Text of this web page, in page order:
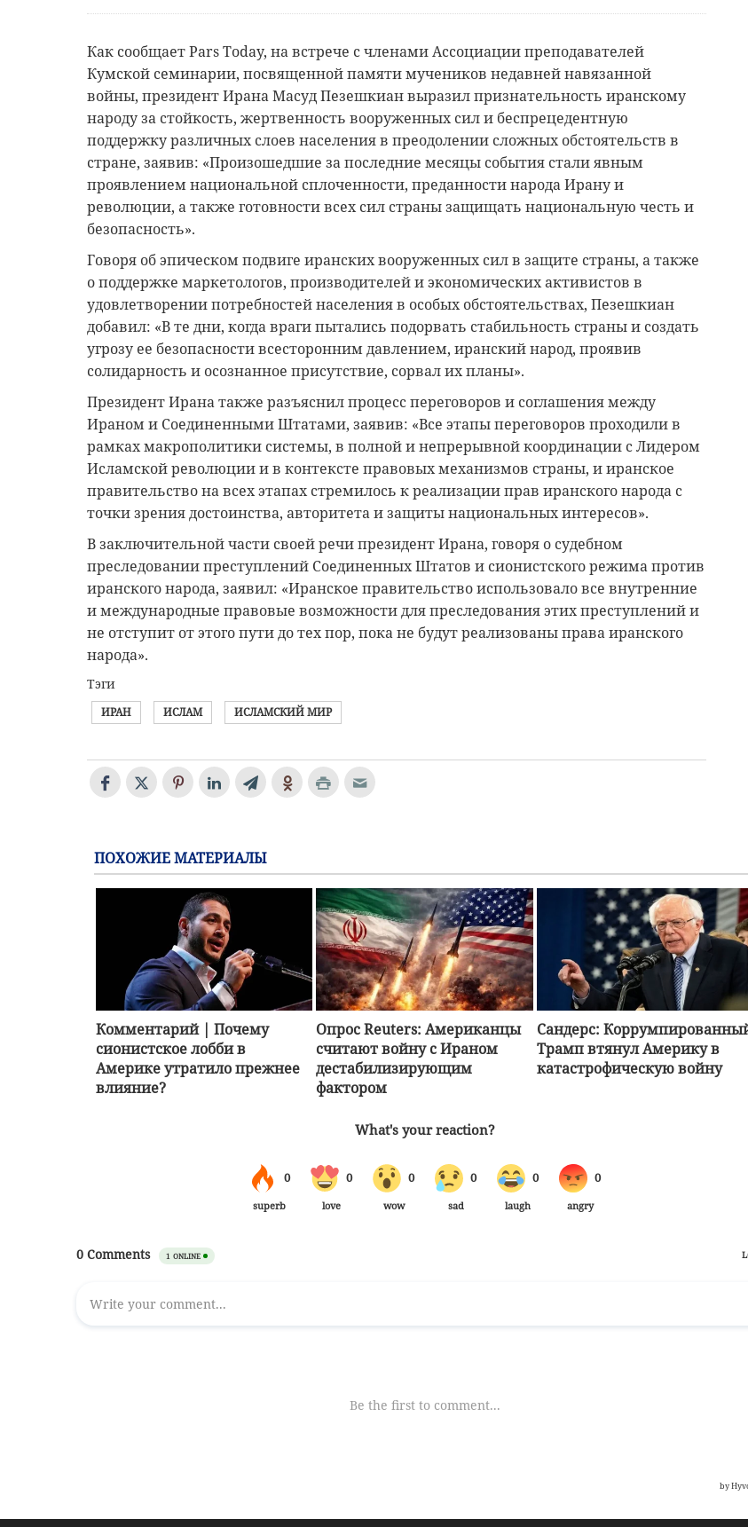
Как сообщает Pars Today, на встрече с членами Ассоциации преподавателей
Кумской семинарии, посвященной памяти мучеников недавней навязанной
войны, президент Ирана Масуд Пезешкиан выразил признательность иранскому
народу за стойкость, жертвенность вооруженных сил и беспрецедентную
поддержку различных слоев населения в преодолении сложных обстоятельств в
стране, заявив: «Произошедшие за последние месяцы события стали явным
проявлением национальной сплоченности, преданности народа Ирану и
революции, а также готовности всех сил страны защищать национальную честь и
безопасность».
Говоря об эпическом подвиге иранских вооруженных сил в защите страны, а также
о поддержке маркетологов, производителей и экономических активистов в
удовлетворении потребностей населения в особых обстоятельствах, Пезешкиан
добавил: «В те дни, когда враги пытались подорвать стабильность страны и создать
угрозу ее безопасности всесторонним давлением, иранский народ, проявив
солидарность и осознанное присутствие, сорвал их планы».
Президент Ирана также разъяснил процесс переговоров и соглашения между
Ираном и Соединенными Штатами, заявив: «Все этапы переговоров проходили в
рамках макрополитики системы, в полной и непрерывной координации с Лидером
Исламской революции и в контексте правовых механизмов страны, и иранское
правительство на всех этапах стремилось к реализации прав иранского народа с
точки зрения достоинства, авторитета и защиты национальных интересов».
В заключительной части своей речи президент Ирана, говоря о судебном
преследовании преступлений Соединенных Штатов и сионистского режима против
иранского народа, заявил: «Иранское правительство использовало все внутренние
и международные правовые возможности для преследования этих преступлений и
не отступит от этого пути до тех пор, пока не будут реализованы права иранского
народа».
Тэги
ИРАН ИСЛАМ ИСЛАМСКИЙ МИР
ПОХОЖИЕ МАТЕРИАЛЫ
Комментарий | Почему
сионистское лобби в
Америке утратило прежнее
влияние?
Опрос Reuters: Американцы
считают войну с Ираном
дестабилизирующим
фактором
Сандерс:
Трамп втянул Америку в
катастрофическую войну